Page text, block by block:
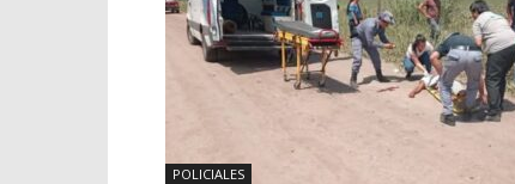
POLICIALES